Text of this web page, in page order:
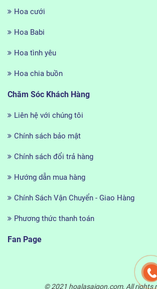
Hoa cưới
Hoa Babi
Hoa tình yêu
Hoa chia buồn
Chăm Sóc Khách Hàng
Liên hệ với chúng tôi
Chính sách bảo mật
Chính sách đổi trả hàng
Hướng dẫn mua hàng
Chính Sách Vận Chuyển - Giao Hàng
Phương thức thanh toán
Fan Page
© 2021 hoalasaigon.com, All rights